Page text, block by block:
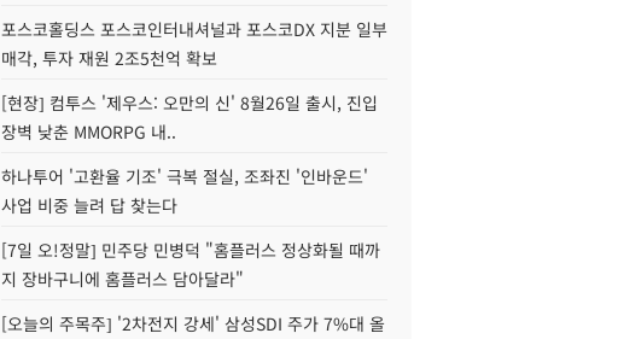
포스코홀딩스 포스코인터내셔널과 포스코DX 지분 일부
매각, 투자 재원 2조5천억 확보
[현장] 컴투스 '제우스: 오만의 신' 8월26일 출시, 진입
장벽 낮춘 MMORPG 내..
하나투어 '고환율 기조' 극복 절실, 조좌진 '인바운드'
사업 비중 늘려 답 찾는다
[7일 오!정말] 민주당 민병덕 "홈플러스 정상화될 때까
지 장바구니에 홈플러스 담아달라"
[오늘의 주목주] '2차전지 강세' 삼성SDI 주가 7%대 올